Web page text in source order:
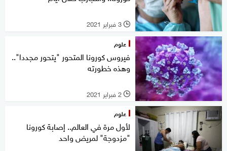
l 3 فبراير 2021
علوم
فيروس كورونا المتحور "يتحور مجددا"..
وهذه خطورته
l 2 فبراير 2021
علوم
لأول مرة في العالم.. إصابة كورونا
"مزدوجة" لمريض واحد